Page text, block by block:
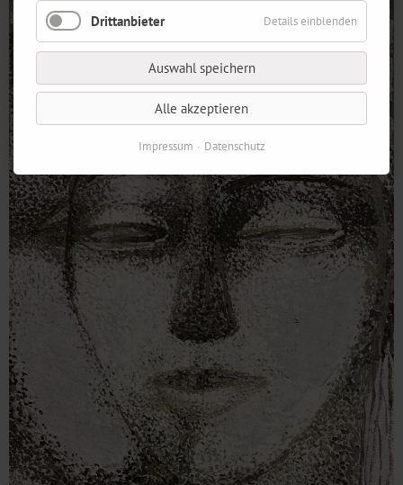
Drittanbieter Details einblenden
Auswahl speichern
Alle akzeptieren
Impressum Datenschutz